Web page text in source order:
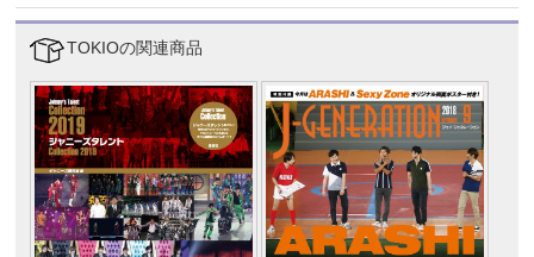
TOKIOの関連商品